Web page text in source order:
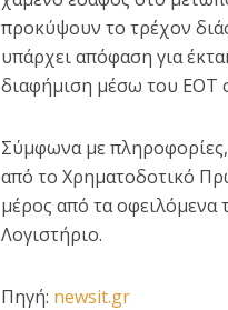
προκύψουν το τρέχον
υπάρχει απόφαση για
διαφήμιση μέσω του ΕΟΤ
Σύμφωνα με
από το Χρηματοδοτικό
μέρος από τα οφειλόμενα
Λογιστήριο.
Πηγή: newsit.gr